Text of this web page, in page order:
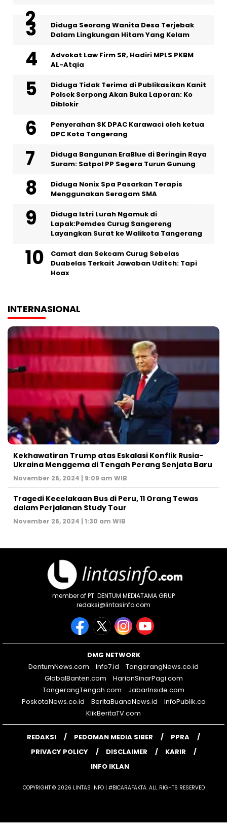
‎Diduga Seorang Wanita Desa Terjebak
Dalam Lingkungan Hitam Yang Kelam
Advokat Law Firm SR, Hadiri MPLS PKBM
AL-Atqia
Diduga Tidak Terima di Publikasikan Kanit
Polsek Serpong Akan Buka Laporan: Ko
Diblokir
Penyerahan SK DPAC Karawaci oleh ketua
DPC Kota Tangerang
Diduga Bangunan EraBlue di Beringin Raya
Suram: Satpol PP Segera Turun Gunung
‎Diduga Nonix Spa Pasarkan Terapis
Menggunakan Seragam SMA
‎Diduga Istri Lurah Ngamuk di
Lapak:Pemdes Curug Sangereng
Layangkan Surat ke Walikota Tangerang
Camat dan Sekcam Curug Sebelas
Duabelas Terkait Jawaban Uditch: Tapi
Hoax
INTERNASIONAL
Kekhawatiran Trump atas Eskalasi Konflik Rusia-
Ukraina Menggema di Tengah Perang Senjata Baru
November 26, 2024 | 9:09 am WIB
Tragedi Kecelakaan Bus di Peru, 11 Orang Tewas
dalam Perjalanan Study Tour
November 26, 2024 | 1:30 am WIB
member of PT. DENTUM MEDIATAMA GRUP
redaksi@lintasinfo.com
DMG NETWORK
DentumNews.com
Info7.id
TangerangNews.co.id
GlobalBanten.com
HarianSinarPagi.com
TangerangTengah.com
JabarInside.com
PoskotaNews.co.id
BeritaBuanaNews.id
InfoPublik.co
KlikBeritaTV.com
REDAKSI PEDOMAN MEDIA SIBER
PPRA
PRIVACY POLICY
DISCLAIMER
KARIR
INFO IKLAN
COPYRIGHT © 2026 LINTAS INFO | #BICARAFAKTA. ALL RIGHTS RESERVED